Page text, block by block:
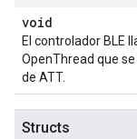
void
El controlador BLE
OpenThread que
de ATT.
Structs